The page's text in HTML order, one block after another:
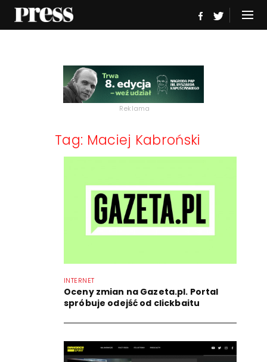
Reklama
Tag: Maciej Kabroński
INTERNET
Oceny zmian na Gazeta.pl. Portal
spróbuje odejść od clickbaitu